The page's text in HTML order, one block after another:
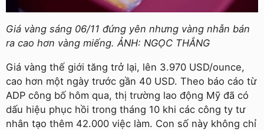
Giá vàng sáng 06/11 đứng yên nhưng vàng nhẫn bán
ra cao hơn vàng miếng. ẢNH: NGỌC THẮNG
Giá vàng thế giới tăng trở lại, lên 3.970 USD/ounce,
cao hơn một ngày trước gần 40 USD. Theo báo cáo từ
ADP công bố hôm qua, thị trường lao động Mỹ đã có
dấu hiệu phục hồi trong tháng 10 khi các công ty tư
nhân tạo thêm 42.000 việc làm. Con số này không chỉ